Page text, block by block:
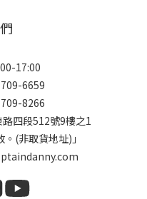
17:00
6659
8266
四段512號9樓之1
。(非取貨地址)」